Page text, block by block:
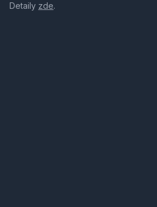
Detaily zde.